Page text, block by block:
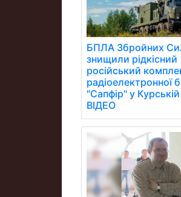
БПЛА Збройних
знищили рідкісний
російський
радіоелектронної
"Сапфір" у
ВІДЕО